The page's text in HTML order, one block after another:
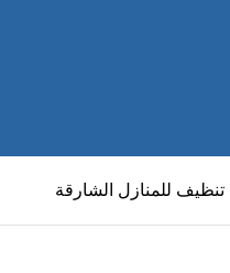
تنظيف للمنازل الشارقة